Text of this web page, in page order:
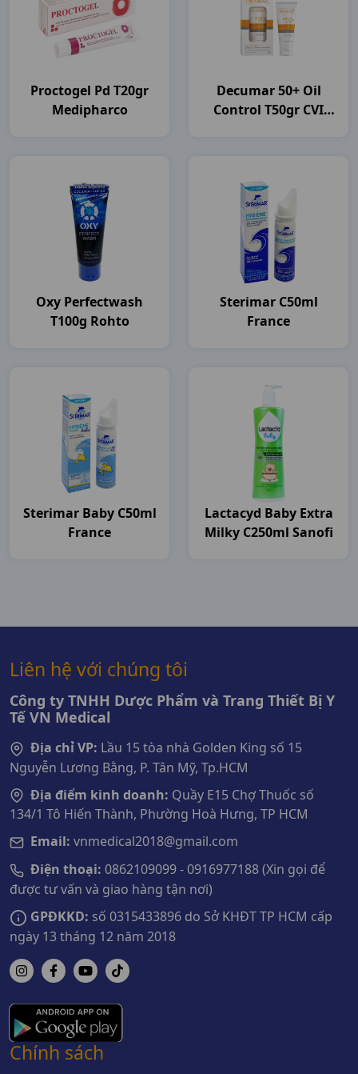
Proctogel Pd T20gr
Medipharco
Decumar 50+ Oil
Control T50gr CVI
Oxy Perfectwash
T100g Rohto
Sterimar C50ml
France
Sterimar Baby C50ml
France
Lactacyd Baby Extra
Milky C250ml Sanofi
Liên hệ với chúng tôi
Công ty TNHH Dược Phẩm và Trang Thiết Bị Y
Tế VN Medical
Địa chỉ VP: Lầu 15 tòa nhà Golden King số 15
Nguyễn Lương Bằng, P. Tân Mỹ, Tp.HCM
Địa điểm kinh doanh: Quầy E15 Chợ Thuốc số
134/1 Tô Hiến Thành, Phường Hoà Hưng, TP HCM
Email: vnmedical2018@gmail.com
Điện thoại: 0862109099 - 0916977188 (Xin gọi để
được tư vấn và giao hàng tận nơi)
GPĐKKD: số 0315433896 do Sở KHĐT TP HCM cấp
ngày 13 tháng 12 năm 2018
Chính sách